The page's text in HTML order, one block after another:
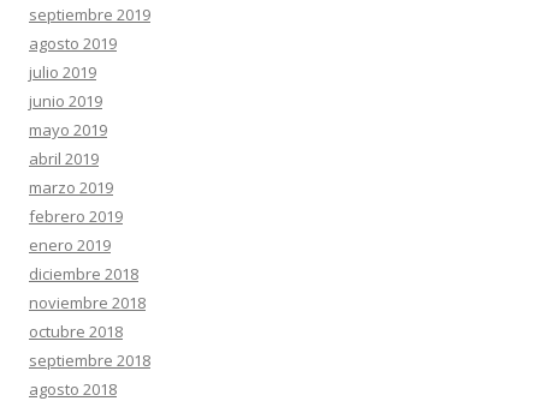
septiembre 2019
agosto 2019
julio 2019
junio 2019
mayo 2019
abril 2019
marzo 2019
febrero 2019
enero 2019
diciembre 2018
noviembre 2018
octubre 2018
septiembre 2018
agosto 2018